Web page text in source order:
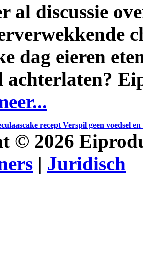
al discussie
dag eieren
achterlaten?
recept Verspil geen voedsel
© 2026
| Juridisch